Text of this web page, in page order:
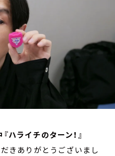
ハライチのターン！』
きありがとうございまし